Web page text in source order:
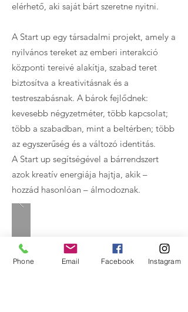
elérhető, aki saját bárt szeretne nyitni.
A Start up egy társadalmi projekt, amely a
nyilvános tereket az emberi interakció
központi tereivé alakítja, szabad teret
biztosítva a kreativitásnak és a
testreszabásnak. A bárok fejlődnek:
kevesebb négyzetméter, több kapcsolat;
több a szabadban, mint a beltérben; több
az egyszerűség és a változó identitás.
A Start up segítségével a bárrendszert
azok kreatív energiája hajtja, akik –
hozzád hasonlóan – álmodoznak.
Phone Email Facebook Instagram